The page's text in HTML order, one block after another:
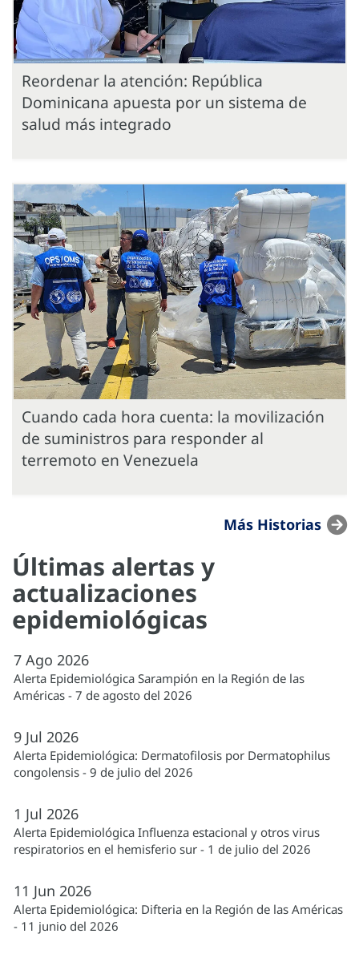
Reordenar la atención: República
Dominicana apuesta por un sistema de
salud más integrado
Cuando cada hora cuenta: la movilización
de suministros para responder al
terremoto en Venezuela
Más Historias
Últimas alertas y
actualizaciones
epidemiológicas
7 Ago 2026
Alerta Epidemiológica Sarampión en la Región de las
Américas - 7 de agosto del 2026
9 Jul 2026
Alerta Epidemiológica: Dermatofilosis por Dermatophilus
congolensis - 9 de julio del 2026
1 Jul 2026
Alerta Epidemiológica Influenza estacional y otros virus
respiratorios en el hemisferio sur - 1 de julio del 2026
11 Jun 2026
Alerta Epidemiológica: Difteria en la Región de las Américas
- 11 junio del 2026